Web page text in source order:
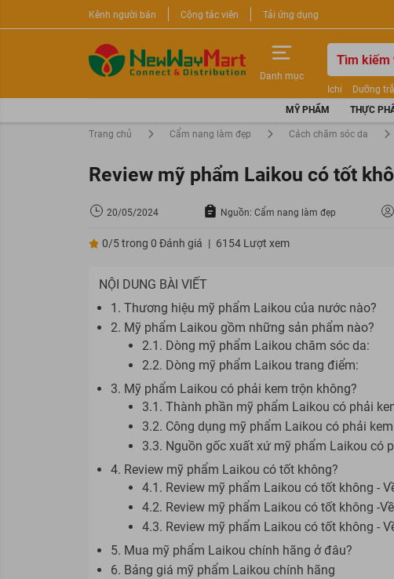
Kênh người bán Cộng tác viên Tải ứng dụng
Danh mục
Ichi Dưỡng
Nước tẩy trang
Sữa rửa mặt
MỸ PHẨM THỰC
Trang chủ Cẩm nang làm đẹp Cách chăm sóc da
Review mỹ phẩm Laikou có tốt
20/05/2024 Nguồn: Cẩm nang làm đẹp
0/5 trong 0 Đánh giá | 6154 Lượt xem
NỘI DUNG BÀI VIẾT
1. Thương hiệu mỹ phẩm Laikou của nước nào?
2. Mỹ phẩm Laikou gồm những sản phẩm nào?
2.1. Dòng mỹ phẩm Laikou chăm sóc da:
2.2. Dòng mỹ phẩm Laikou trang điểm:
3. Mỹ phẩm Laikou có phải kem trộn không?
3.1. Thành phần mỹ phẩm Laikou có phải
3.2. Công dụng mỹ phẩm Laikou có phải
3.3. Nguồn gốc xuất xứ mỹ phẩm Laikou có
4. Review mỹ phẩm Laikou có tốt không?
4.1. Review mỹ phẩm Laikou có tốt không -
4.2. Review mỹ phẩm Laikou có tốt không -
4.3. Review mỹ phẩm Laikou có tốt không -
5. Mua mỹ phẩm Laikou chính hãng ở đâu?
6. Bảng giá mỹ phẩm Laikou chính hãng